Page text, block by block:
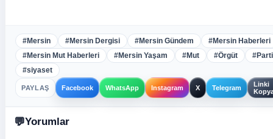
#Mersin #Mersin Dergisi #Mersin Gündem
#Mersin Haberleri
#Mersin Mut Haberleri
#Mersin Yaşam #Mut #Örgüt
#Parti
#siyaset
PAYLAŞ Facebook WhatsApp Instagram X Telegram
Linki
Yorumlar